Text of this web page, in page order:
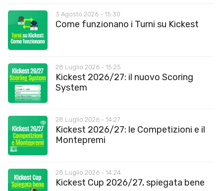
3 Agosto 2026 - 15:30
Come funzionano i Turni su Kickest
28 Luglio 2026 - 15:25
Kickest 2026/27: il nuovo Scoring
System
28 Luglio 2026 - 14:27
Kickest 2026/27: le Competizioni e il
Montepremi
28 Luglio 2026 - 14:24
Kickest Cup 2026/27, spiegata bene